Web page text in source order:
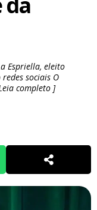
Espriella, eleito
sociais O
completo ]